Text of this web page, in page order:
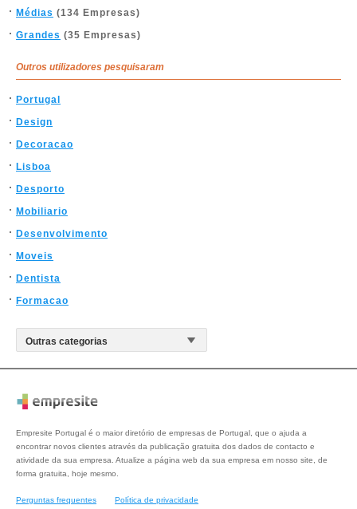
Médias (134 Empresas)
Grandes (35 Empresas)
Outros utilizadores pesquisaram
Portugal
Design
Decoracao
Lisboa
Desporto
Mobiliario
Desenvolvimento
Moveis
Dentista
Formacao
Empresite Portugal é o maior diretório de empresas de Portugal, que o ajuda a
encontrar novos clientes através da publicação gratuita dos dados de contacto e
atividade da sua empresa. Atualize a página web da sua empresa em nosso site, de
forma gratuita, hoje mesmo.
Perguntas frequentes Política de privacidade